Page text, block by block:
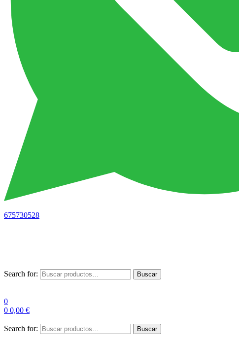
675730528
Search for: Buscar
0
0 0,00 €
Search for: Buscar